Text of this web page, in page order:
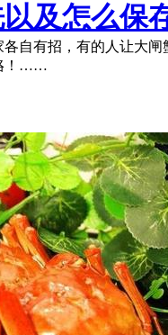
及怎么保
自有招，有的人让大
！……